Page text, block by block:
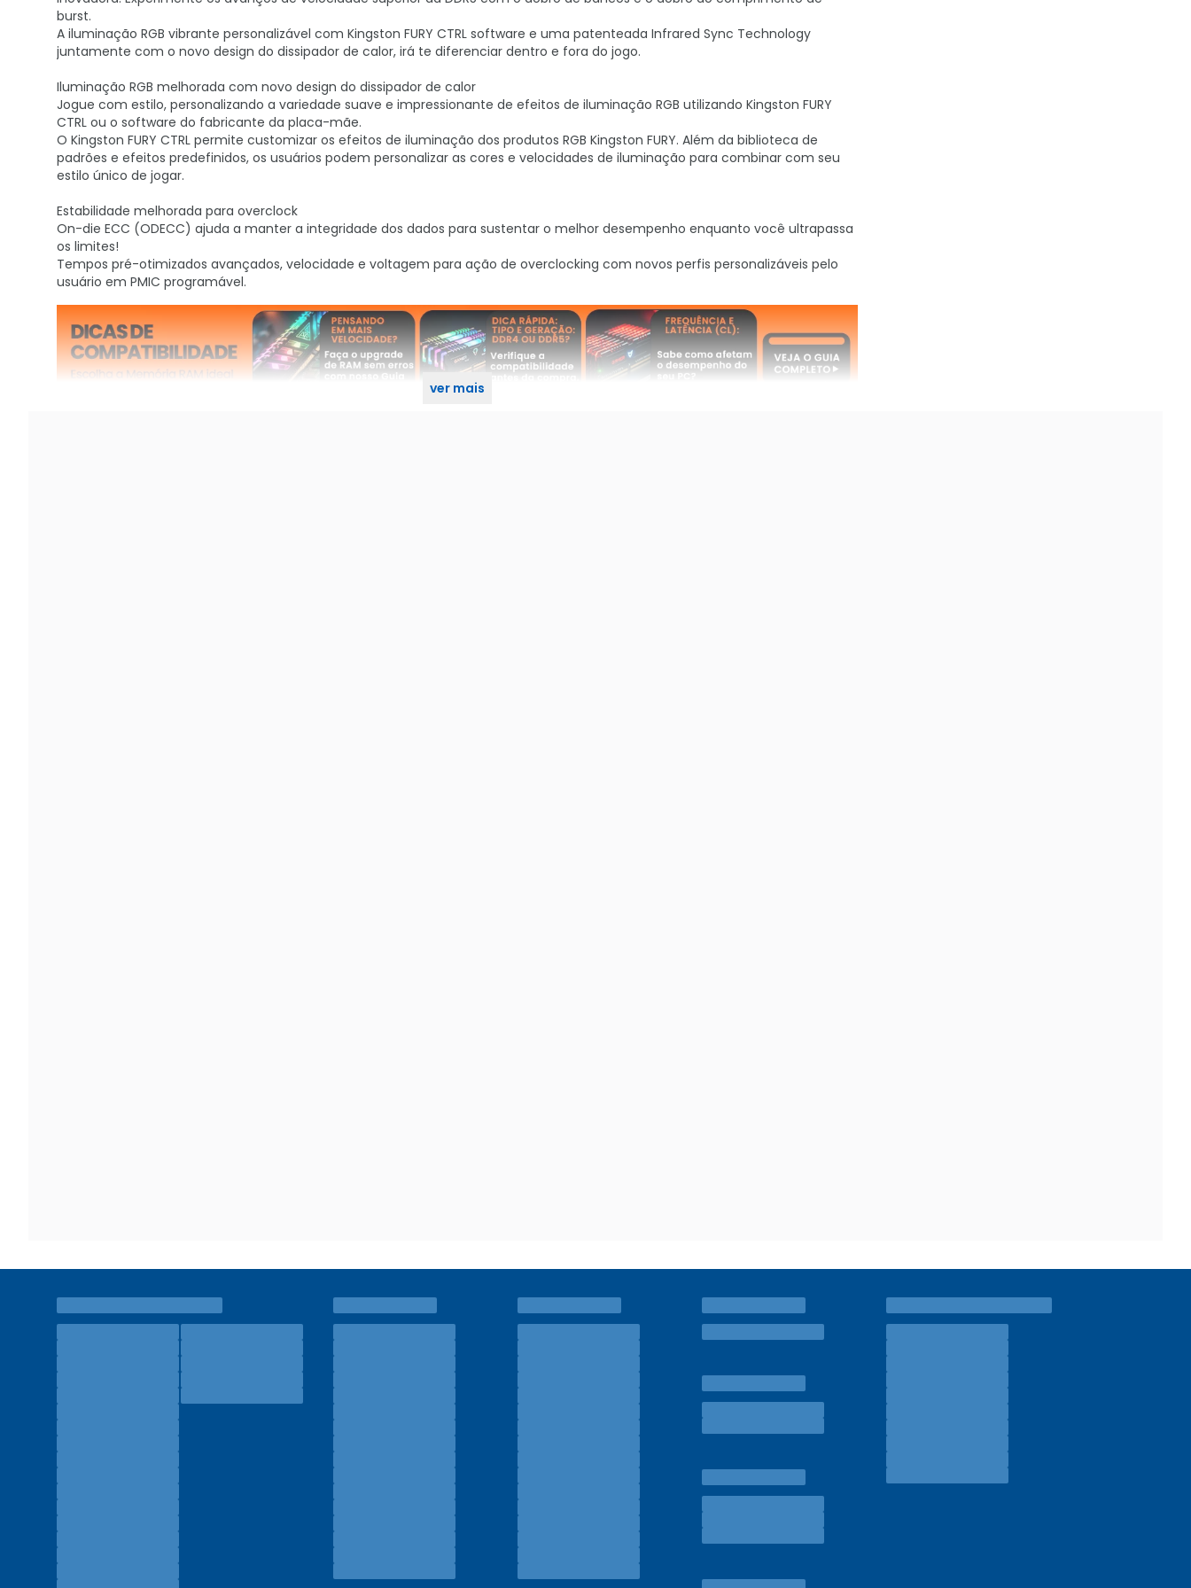
burst.
A iluminação RGB vibrante personalizável com Kingston FURY CTRL software e uma patenteada Infrared Sync Technology
juntamente com o novo design do dissipador de calor, irá te diferenciar dentro e fora do jogo.
Iluminação RGB melhorada com novo design do dissipador de calor
Jogue com estilo, personalizando a variedade suave e impressionante de efeitos de iluminação RGB utilizando Kingston FURY
CTRL ou o software do fabricante da placa-mãe.
O Kingston FURY CTRL permite customizar os efeitos de iluminação dos produtos RGB Kingston FURY. Além da biblioteca de
padrões e efeitos predefinidos, os usuários podem personalizar as cores e velocidades de iluminação para combinar com seu
estilo único de jogar.
Estabilidade melhorada para overclock
On-die ECC (ODECC) ajuda a manter a integridade dos dados para sustentar o melhor desempenho enquanto você ultrapassa
os limites!
Tempos pré-otimizados avançados, velocidade e voltagem para ação de overclocking com novos perfis personalizáveis pelo
usuário em PMIC programável.
ver mais